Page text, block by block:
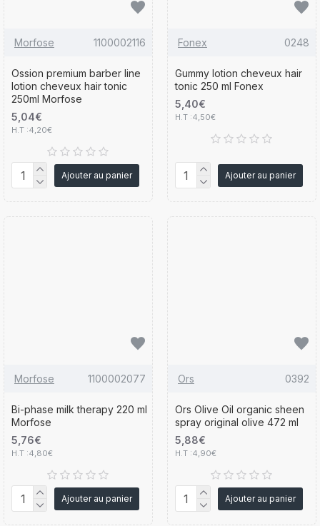
Morfose 1100002116
Ossion premium barber line
lotion cheveux hair tonic
250ml Morfose
5,04€
H.T :4,20€
Ajouter au panier
Fonex 0248
Gummy lotion cheveux hair
tonic 250 ml Fonex
5,40€
H.T :4,50€
Ajouter au panier
Morfose 1100002077
Bi-phase milk therapy 220 ml
Morfose
5,76€
H.T :4,80€
Ajouter au panier
Ors 0392
Ors Olive Oil organic sheen
spray original olive 472 ml
5,88€
H.T :4,90€
Ajouter au panier